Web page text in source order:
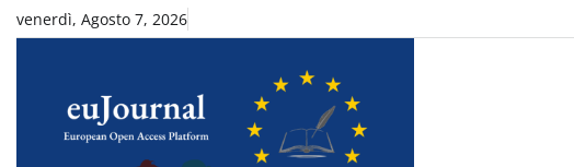
Skipvenerdì, Agosto 7, 2026